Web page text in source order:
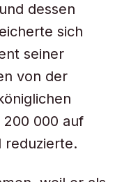
dessen
sich
seiner
von der
200 000 auf
reduzierte.